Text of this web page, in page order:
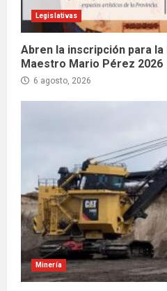
Legislativas
Abren la inscripción para
Maestro Mario Pérez 2026
6 agosto, 2026
Minería